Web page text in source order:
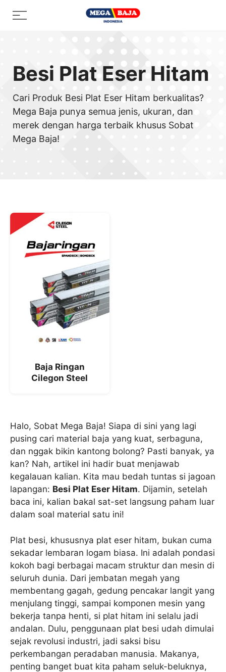
Menu
Besi Plat Eser Hitam
Cari Produk Besi Plat Eser Hitam berkualitas?
Mega Baja punya semua jenis, ukuran, dan
merek dengan harga terbaik khusus Sobat
Mega Baja!
Baja Ringan
Cilegon Steel
Halo, Sobat Mega Baja! Siapa di sini yang lagi
pusing cari material baja yang kuat, serbaguna,
dan nggak bikin kantong bolong? Pasti banyak, ya
kan? Nah, artikel ini hadir buat menjawab
kegalauan kalian. Kita mau bedah tuntas si jagoan
lapangan: Besi Plat Eser Hitam. Dijamin, setelah
baca ini, kalian bakal sat-set langsung paham luar
dalam soal material satu ini!
Plat besi, khususnya plat eser hitam, bukan cuma
sekadar lembaran logam biasa. Ini adalah pondasi
kokoh bagi berbagai macam struktur dan mesin di
seluruh dunia. Dari jembatan megah yang
membentang gagah, gedung pencakar langit yang
menjulang tinggi, sampai komponen mesin yang
bekerja tanpa henti, si plat hitam ini selalu jadi
andalan. Dulu, penggunaan plat besi udah dimulai
sejak revolusi industri, jadi saksi bisu
perkembangan peradaban manusia. Makanya,
penting banget buat kita paham seluk-beluknya,